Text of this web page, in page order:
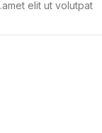
amet elit ut volutpat.